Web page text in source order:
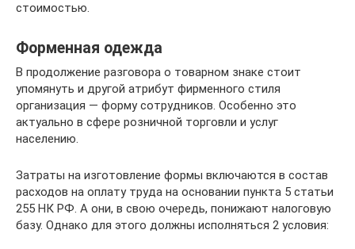
стоимостью.
Форменная одежда
В продолжение разговора о товарном знаке стоит
упомянуть и другой атрибут фирменного стиля
организация — форму сотрудников. Особенно это
актуально в сфере розничной торговли и услуг
населению.
Затраты на изготовление формы включаются в состав
расходов на оплату труда на основании пункта 5 статьи
255 НК РФ. А они, в свою очередь, понижают налоговую
базу. Однако для этого должны исполняться 2 условия: